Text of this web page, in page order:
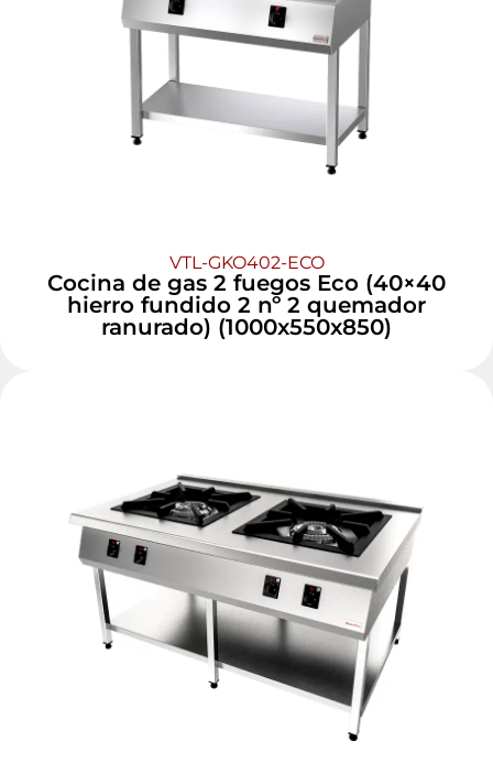
VTL-GKO402-ECO
Cocina de gas 2 fuegos Eco (40×40
hierro fundido 2 nº 2 quemador
ranurado) (1000x550x850)